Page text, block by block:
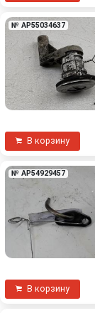
№ AP55034637
В корзину
№ AP54929457
В корзину